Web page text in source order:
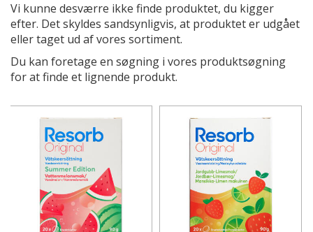
Vi kunne desværre ikke finde produktet, du kigger
efter. Det skyldes sandsynligvis, at produktet er udgået
eller taget ud af vores sortiment.
Du kan foretage en søgning i vores produktsøgning
for at finde et lignende produkt.